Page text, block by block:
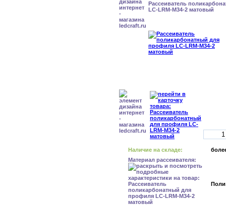
Рассеиватель
LC-LRM-M34-2 матовый
Наличие на складе:
Материал рассеивателя: